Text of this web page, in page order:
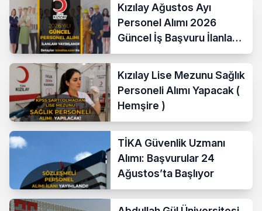
Kızılay Ağustos Ayı
Personel Alımı 2026
Güncel İş Başvuru İlanları
Yayımladı!
Kızılay Lise Mezunu Sağlık
Personeli Alımı Yapacak (
Hemşire )
TİKA Güvenlik Uzmanı
Alımı: Başvurular 24
Ağustos’ta Başlıyor